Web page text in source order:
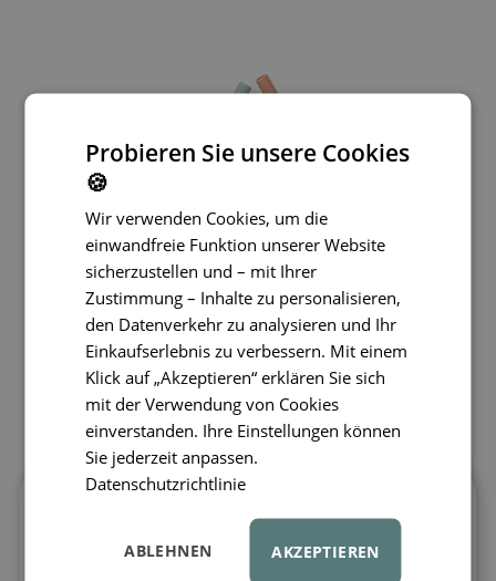
Die Silikonstrohhalme LIEWOOD Carlson
mit verspieltem Motiv im praktischen 8er-
sind die ideale Wahl für Eltern, die den
Probieren Sie unsere Cookies
🍪
Wir verwenden Cookies, um die
einwandfreie Funktion unserer Website
sicherzustellen und – mit Ihrer
Zustimmung – Inhalte zu personalisieren,
den Datenverkehr zu analysieren und Ihr
Einkaufserlebnis zu verbessern. Mit einem
Klick auf „Akzeptieren“ erklären Sie sich
mit der Verwendung von Cookies
einverstanden. Ihre Einstellungen können
Sie jederzeit anpassen.
Datenschutzrichtlinie
AKZEPTIEREN
ABLEHNEN